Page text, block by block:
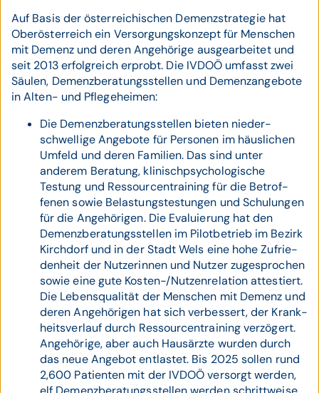
Auf Basis der österreichischen Demenz­strategie hat
Ober­öster­reich ein Versor­gungs­konzept für Menschen
mit Demenz und deren Ange­hörige aus­gear­beitet und
seit 2013 erfolg­reich erprobt. Die IVDOÖ umfasst zwei
Säulen, Demenz­beratungs­stellen und Demenz­angebote
in Alten- und Pflegeheimen:
Die Demenzberatungsstellen bieten nieder­
schwellige Angebote für Personen im häus­lichen
Umfeld und deren Familien. Das sind unter
anderem Bera­tung, klinisch­psycho­logische
Testung und Ressourcen­training für die Betrof­
fenen sowie Belas­tungs­tes­tungen und Schu­lungen
für die Ange­hörigen. Die Evalu­ierung hat den
Demenz­beratungs­stellen im Pilot­betrieb im Bezirk
Kirch­dorf und in der Stadt Wels eine hohe Zufrie­
denheit der Nutzer­innen und Nutzer zuge­sprochen
sowie eine gute Kosten-/Nutzen­relation attes­tiert.
Die Lebens­qualität der Menschen mit Demenz und
deren Ange­hörigen hat sich ver­bessert, der Krank­
heits­verlauf durch Ressourcen­training ver­zögert.
Ange­hörige, aber auch Haus­ärzte wurden durch
das neue Angebot ent­lastet. Bis 2025 sollen rund
2,600 Patienten mit der IVDOÖ versorgt werden,